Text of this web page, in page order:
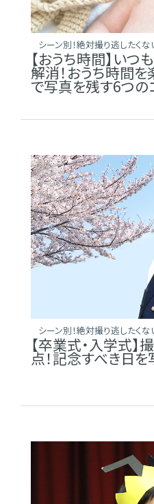
シーン別！絶対撮り逃したく
【おうち時間】い
解消！おうち時間
で写真を残す6つの
シーン別！絶対撮り逃したく
【卒業式・入学式】
点！記念すべき日を